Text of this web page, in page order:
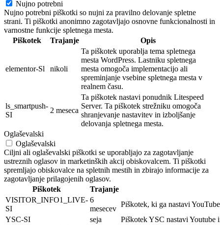
Nujno potrebni
Nujno potrebni piškotki so nujni za pravilno delovanje spletne
strani. Ti piškotki anonimno zagotavljajo osnovne funkcionalnosti in
varnostne funkcije spletnega mesta.
Piškotek
Trajanje Opis
elementor-Sl nikoli
Ta piškotek uporablja tema spletnega
mesta WordPress. Lastniku spletnega
mesta omogoča implementacijo ali
spreminjanje vsebine spletnega mesta v
realnem času.
ls_smartpush-
SI
2 meseca
Ta piškotek nastavi ponudnik Litespeed
Server. Ta piškotek strežniku omogoča
shranjevanje nastavitev in izboljšanje
delovanja spletnega mesta.
Oglaševalski
Oglaševalski
Ciljni ali oglaševalski piškotki se uporabljajo za zagotavljanje
ustreznih oglasov in marketinških akcij obiskovalcem. Ti piškotki
spremljajo obiskovalce na spletnih mestih in zbirajo informacije za
zagotavljanje prilagojenih oglasov.
Piškotek
Trajanje
VISITOR_INFO1_LIVE-
SI
6
mesecev
Piškotek, ki ga nastavi
YSC-SI
seja
Piškotek YSC nastavi Youtube